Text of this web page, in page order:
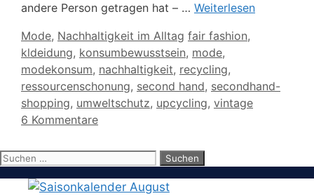
andere Person getragen hat – … Weiterlesen
Kategorien
Mode, Nachhaltigkeit im Alltag Schlagwörter
fair fashion,
kldeidung, konsumbewusstsein, mode,
modekonsum, nachhaltigkeit, recycling,
ressourcenschonung, second hand, secondhand-
shopping, umweltschutz, upcycling, vintage
6 Kommentare
Suchen